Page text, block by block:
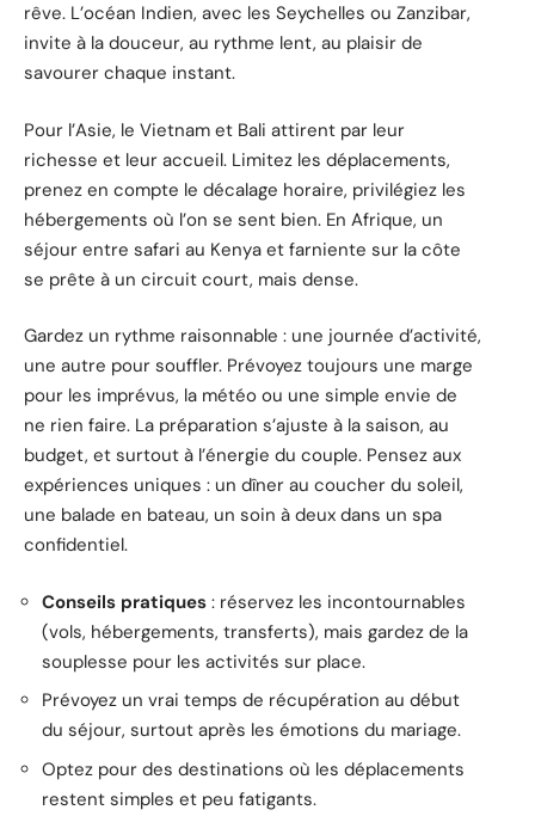
rêve. L’océan Indien, avec les Seychelles ou Zanzibar,
invite à la douceur, au rythme lent, au plaisir de
savourer chaque instant.
Pour l’Asie, le Vietnam et Bali attirent par leur
richesse et leur accueil. Limitez les déplacements,
prenez en compte le décalage horaire, privilégiez les
hébergements où l’on se sent bien. En Afrique, un
séjour entre safari au Kenya et farniente sur la côte
se prête à un circuit court, mais dense.
Gardez un rythme raisonnable : une journée d’activité,
une autre pour souffler. Prévoyez toujours une marge
pour les imprévus, la météo ou une simple envie de
ne rien faire. La préparation s’ajuste à la saison, au
budget, et surtout à l’énergie du couple. Pensez aux
expériences uniques : un dîner au coucher du soleil,
une balade en bateau, un soin à deux dans un spa
confidentiel.
Conseils pratiques : réservez les incontournables
(vols, hébergements, transferts), mais gardez de la
souplesse pour les activités sur place.
Prévoyez un vrai temps de récupération au début
du séjour, surtout après les émotions du mariage.
Optez pour des destinations où les déplacements
restent simples et peu fatigants.